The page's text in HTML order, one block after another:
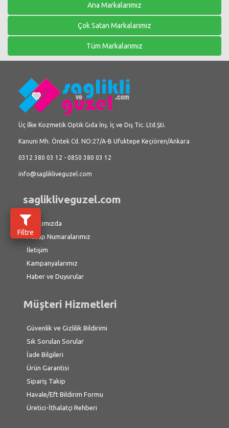
Filtre
Ana Markalarımız
Çok Satan Markalarımız
Tüm Markalarımız
Üç İlke Kozmetik Optik Gıda İnş. İç ve Dış Tic. Ltd.Şti.
Kanuni Mh. Öntek Cd. NO:27/A-B Ufuktepe Keçiören/Ankara
0312 380 03 12 - 0850 380 03 12
info@saglikliveguzel.com
saglikliveguzel.com
Hakkımızda
Hesap Numaralarımız
İletişim
Kampanyalarımız
Haber ve Duyurular
Müşteri Hizmetleri
Güvenlik ve Gizlilik Bildirimi
Sık Sorulan Sorular
İade Bilgileri
Ürün Garantisi
Sipariş Takip
Havale/Eft Bildirim Formu
Üretici-İthalatçi Rehberi